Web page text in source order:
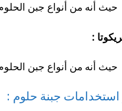
حيث أنه من أنواع جبن
:
حيث أنه من أنواع جبن
جبنة حلوم :